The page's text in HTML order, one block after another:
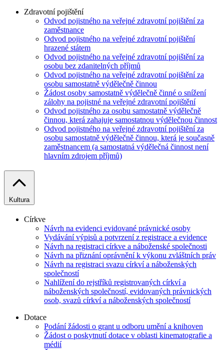
Zdravotní pojištění
Odvod pojistného na veřejné zdravotní pojištění za
zaměstnance
Odvod pojistného na veřejné zdravotní pojištění
hrazené státem
Odvod pojistného na veřejné zdravotní pojištění za
osobu bez zdanitelných příjmů
Odvod pojistného na veřejné zdravotní pojištění za
osobu samostatně výdělečně činnou
Žádost osoby samostatně výdělečně činné o snížení
zálohy na pojistné na veřejné zdravotní pojištění
Odvod pojistného za osobu samostatně výdělečně
činnou, která zahajuje samostatnou výdělečnou činnost
Odvod pojistného na veřejné zdravotní pojištění za
osobu samostatně výdělečně činnou, která je současně
zaměstnancem (a samostatná výdělečná činnost není
hlavním zdrojem příjmů)
Kultura
Církve
Návrh na evidenci evidované právnické osoby
Vydávání výpisů a potvrzení z registrace a evidence
Návrh na registraci církve a náboženské společnosti
Návrh na přiznání oprávnění k výkonu zvláštních práv
Návrh na registraci svazu církví a náboženských
společností
Nahlížení do rejstříků registrovaných církví a
náboženských společností, evidovaných právnických
osob, svazů církví a náboženských společností
Dotace
Podání žádosti o grant u odboru umění a knihoven
Žádost o poskytnutí dotace v oblasti kinematografie a
médií